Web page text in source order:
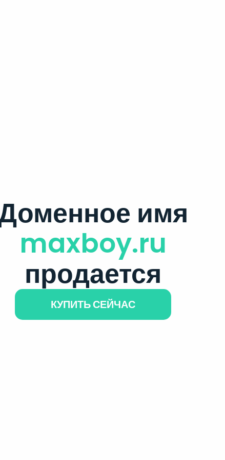
имя
maxboy.ru
продается
КУПИТЬ СЕЙЧАС